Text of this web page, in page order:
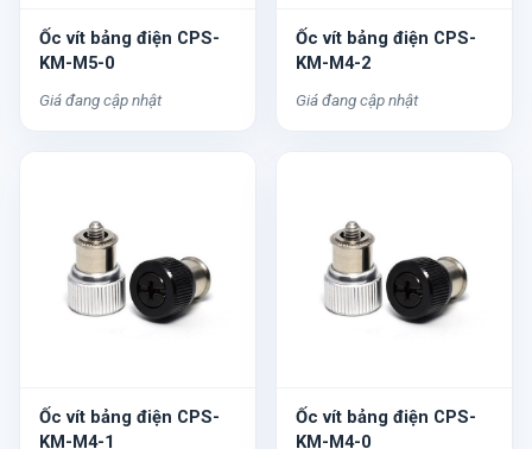
Ốc vít bảng điện CPS-
KM-M5-0
Giá đang cập nhật
Ốc vít bảng điện CPS-
KM-M4-2
Giá đang cập nhật
Ốc vít bảng điện CPS-
KM-M4-1
Ốc vít bảng điện CPS-
KM-M4-0